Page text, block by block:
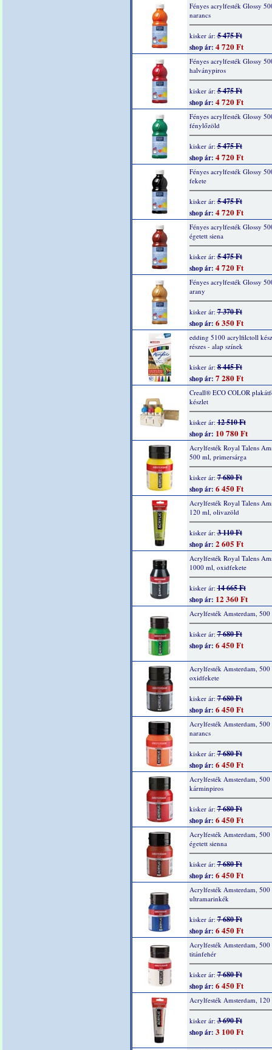
Fényes acrylfesték Glossy
narancs
kisker ár:5 475 Ft
shop ár: 4 720 Ft
Fényes acrylfesték Glossy
halványpiros
kisker ár:5 475 Ft
shop ár: 4 720 Ft
Fényes acrylfesték Glossy
fénylőzöld
kisker ár:5 475 Ft
shop ár: 4 720 Ft
Fényes acrylfesték Glossy
fekete
kisker ár:5 475 Ft
shop ár: 4 720 Ft
Fényes acrylfesték Glossy
égetett siena
kisker ár:5 475 Ft
shop ár: 4 720 Ft
Fényes acrylfesték Glossy
arany
kisker ár:7 370 Ft
shop ár: 6 350 Ft
edding 5100 acrylfilctoll
részes - alap színek
kisker ár:8 445 Ft
shop ár: 7 280 Ft
Creall® ECO COLOR
készlet
kisker ár:12 510 Ft
shop ár: 10 780 Ft
Acrylfesték Royal Talens
500 ml, primersárga
kisker ár:7 680 Ft
shop ár: 6 450 Ft
Acrylfesték Royal Talens
120 ml, olivazöld
kisker ár:3 110 Ft
shop ár: 2 605 Ft
Acrylfesték Royal Talens
1000 ml, oxidfekete
kisker ár:14 665 Ft
shop ár: 12 360 Ft
Acrylfesték Amsterdam,
kisker ár:7 680 Ft
shop ár: 6 450 Ft
Acrylfesték Amsterdam, 500
oxidfekete
kisker ár:7 680 Ft
shop ár: 6 450 Ft
Acrylfesték Amsterdam, 500
narancs
kisker ár:7 680 Ft
shop ár: 6 450 Ft
Acrylfesték Amsterdam, 500
kárminpiros
kisker ár:7 680 Ft
shop ár: 6 450 Ft
Acrylfesték Amsterdam, 500
égetett sienna
kisker ár:7 680 Ft
shop ár: 6 450 Ft
Acrylfesték Amsterdam, 500
ultramarinkék
kisker ár:7 680 Ft
shop ár: 6 450 Ft
Acrylfesték Amsterdam, 500
titánfehér
kisker ár:7 680 Ft
shop ár: 6 450 Ft
Acrylfesték Amsterdam, 120
kisker ár:3 690 Ft
shop ár: 3 100 Ft